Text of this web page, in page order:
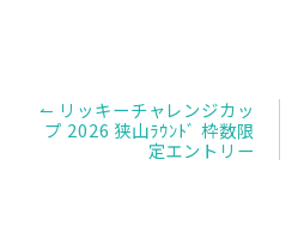
投
稿
ナ
↼ リッキーチャレンジカッ
プ 2026 狭山ﾗｳﾝﾄﾞ 枠数限
定エントリー